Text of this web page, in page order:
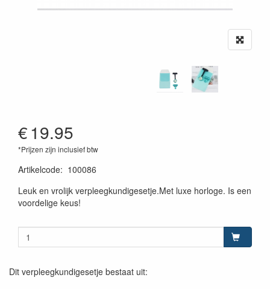
€19.95
*Prijzen zijn inclusief btw
Artikelcode: 100086
Leuk en vrolijk verpleegkundigesetje.Met luxe horloge. Is een
voordelige keus!
Dit verpleegkundigesetje bestaat uit: